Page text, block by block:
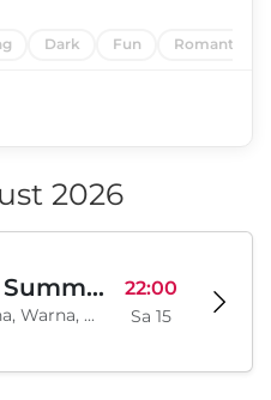
Dark Fun Romantic
2026
4 Seasons Summer Edition
Moonlight Varna, Warna, BG
22:00
Sa 15